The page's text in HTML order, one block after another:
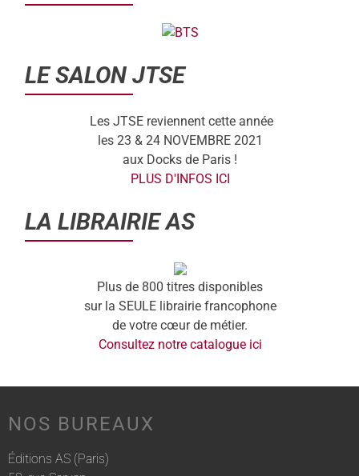
LE SALON JTSE
Les JTSE reviennent cette année
les 23 & 24 NOVEMBRE 2021
aux Docks de Paris !
PLUS D'INFOS ICI
LA LIBRAIRIE AS
Plus de 800 titres disponibles
sur la SEULE librairie francophone
de votre cœur de métier.
Consultez notre catalogue ici
NOS BUREAUX
Éditions AS (Paris)